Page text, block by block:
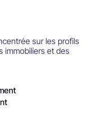
sur les profils
immobiliers et des